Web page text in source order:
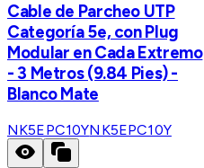
Cable de Parcheo UTP
Categoría 5e, con Plug
Modular en Cada Extremo
- 3 Metros (9.84 Pies) -
Blanco Mate
NK5EPC10YNK5EPC10Y